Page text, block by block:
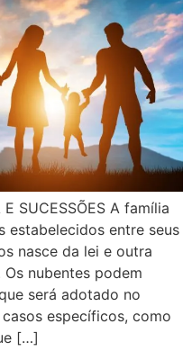
E SUCESSÕES A família
estabelecidos entre seus
nasce da lei e outra
nubentes podem
será adotado no
específicos, como
[…]